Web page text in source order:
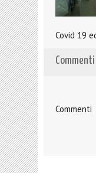
Covid 19
Commenti
Commenti